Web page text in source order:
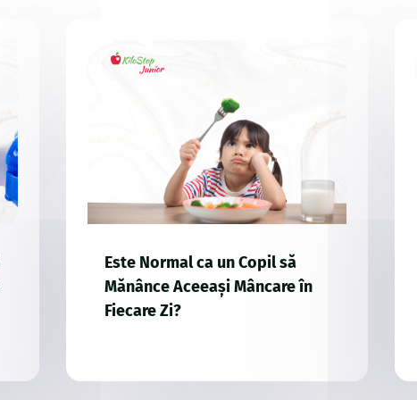
Este Normal ca un Copil să
Mănânce Aceeași Mâncare în
Fiecare Zi?